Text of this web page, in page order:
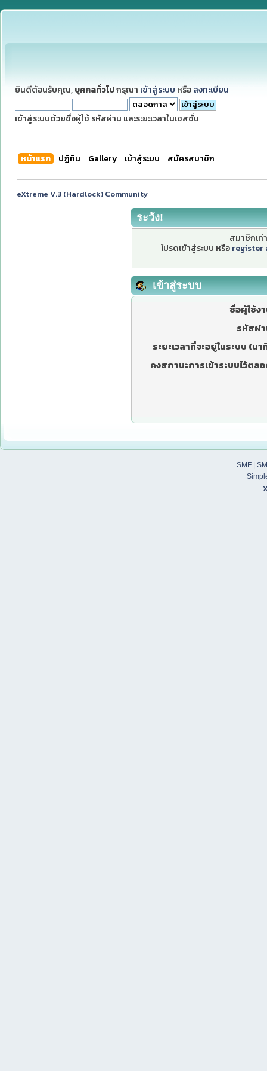
ยินดีต้อนรับคุณ, บุคคลทั่วไปกรุณา เข้าสู่ระบบ หรือ ลงทะเบียน
เข้าสู่ระบบด้วยชื่อผู้ใช้ รหัสผ่าน และระยะเวลาในเซสชั่น
หน้าแรก ปฏิทิน Gallery เข้าสู่ระบบ สมัครสมาชิก
eXtreme V.3 (Hardlock) Community
ระวัง!
สมาชิกเท่
โปรดเข้าสู่ระบบ หรือ register
เข้าสู่ระบบ
ชื่อผู้ใช้ง
รหัสผ่
ระยะเวลาที่จะอยู่ในระบบ (นา
คงสถานะการเข้าระบบไว้ตล
SMF|